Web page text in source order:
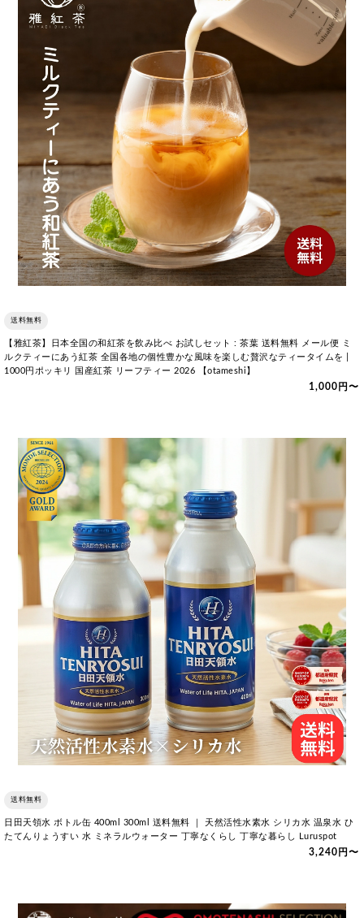
送料無料
【雅紅茶】日本全国の和紅茶を飲み比べ お試しセット : 茶葉 送料無料 メール便 ミ
ルクティーにあう紅茶 全国各地の個性豊かな風味を楽しむ贅沢なティータイムを |
1000円ポッキリ 国産紅茶 リーフティー 2026 【otameshi】
1,000円〜
送料無料
日田天領水 ボトル缶 400ml 300ml 送料無料 ｜ 天然活性水素水 シリカ水 温泉水 ひ
たてんりょうすい 水 ミネラルウォーター 丁寧なくらし 丁寧な暮らし Luruspot
3,240円〜